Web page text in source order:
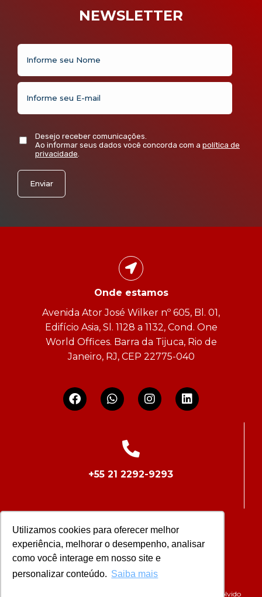
Utilizamos cookies para oferecer melhor
experiência, melhorar o desempenho, analisar
como você interage em nosso site e
personalizar conteúdo. Saiba mais
NEWSLETTER
Desejo receber comunicações.
Ao informar seus dados você concorda com a política de
privacidade
Onde estamos
Avenida Ator José Wilker nº 605, Bl. 01,
Edifício Asia, Sl. 1128 a 1132, Cond. One
World Offices. Barra da Tijuca, Rio de
Janeiro, RJ, CEP 22775-040
+55 21 2292-9293
contato@bpadvocacia.adv.br
OAB/RJ – RS.008.075/97 | Política de privacidade | Desenvolvido